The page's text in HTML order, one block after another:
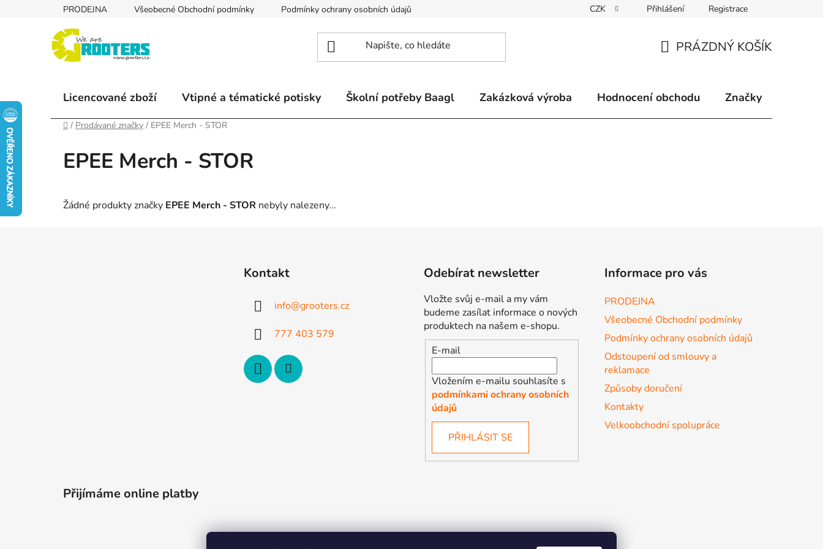
PRODEJNA Všeobecné Obchodní podmínky Podmínky ochrany osobních údajů Způsoby doručení Kontakty
CZK Přihlášení Registrace
KOŠÍK
PRÁZDNÝ KOŠÍK
Licencované zboží Vtipné a tématické potisky Školní potřeby Baagl Zakázková výroba Hodnocení obchodu Značky
Domů
/ Prodávané značky / EPEE Merch - STOR
EPEE Merch - STOR
Žádné produkty značky EPEE Merch - STOR nebyly nalezeny...
Kontakt
info@grooters.cz
777 403 579
Odebírat newsletter
Vložte svůj e-mail a my vám
budeme zasílat informace o nových
produktech na našem e-shopu.
E-mail
Vložením e-mailu souhlasíte s
podmínkami ochrany osobních
údajů
PŘIHLÁSIT SE
Informace pro vás
PRODEJNA
Všeobecné Obchodní podmínky
Podmínky ochrany osobních údajů
Odstoupení od smlouvy a
reklamace
Způsoby doručení
Kontakty
Velkoobchodní spolupráce
Přijímáme online platby